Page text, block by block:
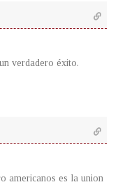
verdadero éxito.
americanos es la union